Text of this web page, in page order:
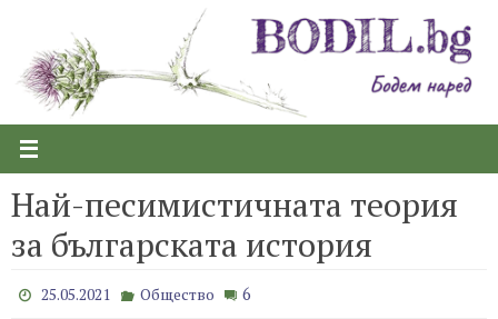
content
Най-песимистичната теория
за българската история
25.05.2021 Общество 6